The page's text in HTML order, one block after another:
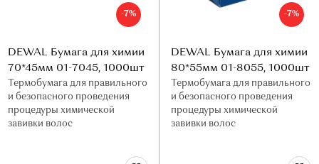
-7%
DEWAL Бумага для химии
70*45мм 01-7045, 1000шт
Термобумага для правильного
и безопасного проведения
процедуры химической
завивки волос
-7%
DEWAL Бумага для химии
80*55мм 01-8055, 1000шт
Термобумага для правильного
и безопасного проведения
процедуры химической
завивки волос